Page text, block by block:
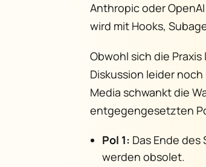
Anthropic oder
wird mit Hooks,
Obwohl sich die
Diskussion leider
Media schwankt die
entgegengesetzten
Pol 1: Das Ende
werden obsolet.